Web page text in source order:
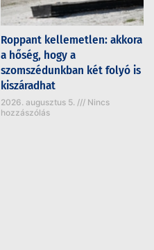
Roppant kellemetlen: akkora
a hőség, hogy a
szomszédunkban két folyó is
kiszáradhat
2026. augusztus 5.
Nincs
hozzászólás